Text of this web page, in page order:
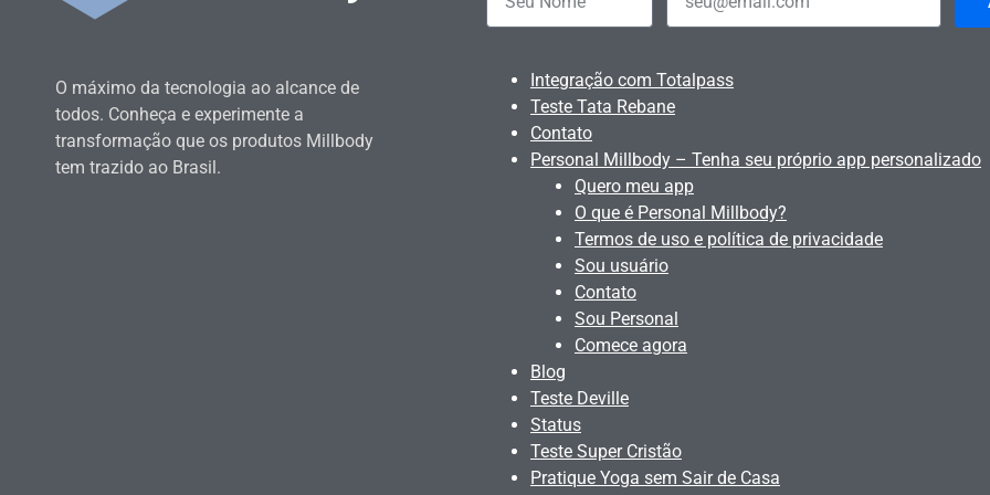
O máximo da tecnologia ao alcance de
todos. Conheça e experimente a
transformação que os produtos Millbody
tem trazido ao Brasil.
Integração com Totalpass
Teste Tata Rebane
Contato
Personal Millbody – Tenha seu próprio app personalizado
Quero meu app
O que é Personal Millbody?
Termos de uso e política de privacidade
Sou usuário
Contato
Sou Personal
Comece agora
Blog
Teste Deville
Status
Teste Super Cristão
Pratique Yoga sem Sair de Casa